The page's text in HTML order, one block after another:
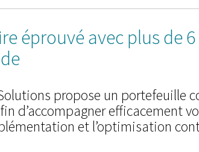
éprouvé avec plus de
propose un portefeuille
d’accompagner efficacement
et l’optimisation